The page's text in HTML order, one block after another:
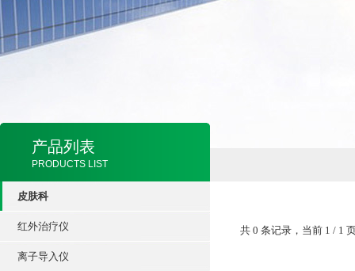
产品列表
PRODUCTS LIST
皮肤科
红外治疗仪
离子导入仪
共 0 条记录，当前 1 / 1